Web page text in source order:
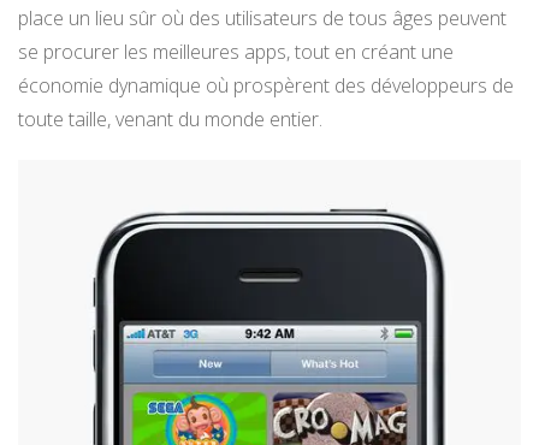
place un lieu sûr où des utilisateurs de tous âges peuvent
se procurer les meilleures apps, tout en créant une
économie dynamique où prospèrent des développeurs de
toute taille, venant du monde entier.